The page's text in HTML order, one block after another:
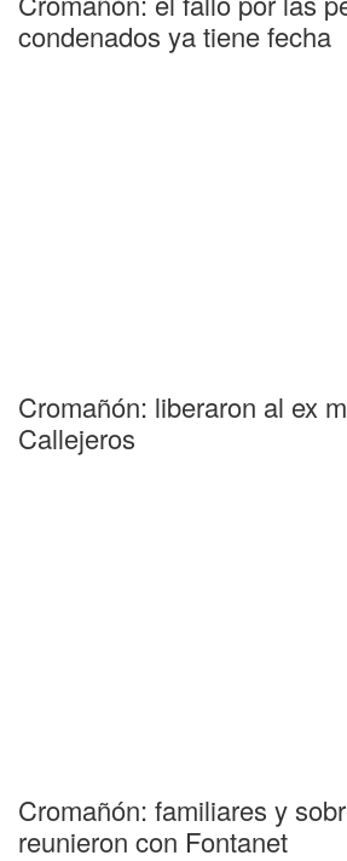
condenados ya tiene fecha
Cromañón: liberaron al ex
Callejeros
Cromañón: familiares y
reunieron con Fontanet